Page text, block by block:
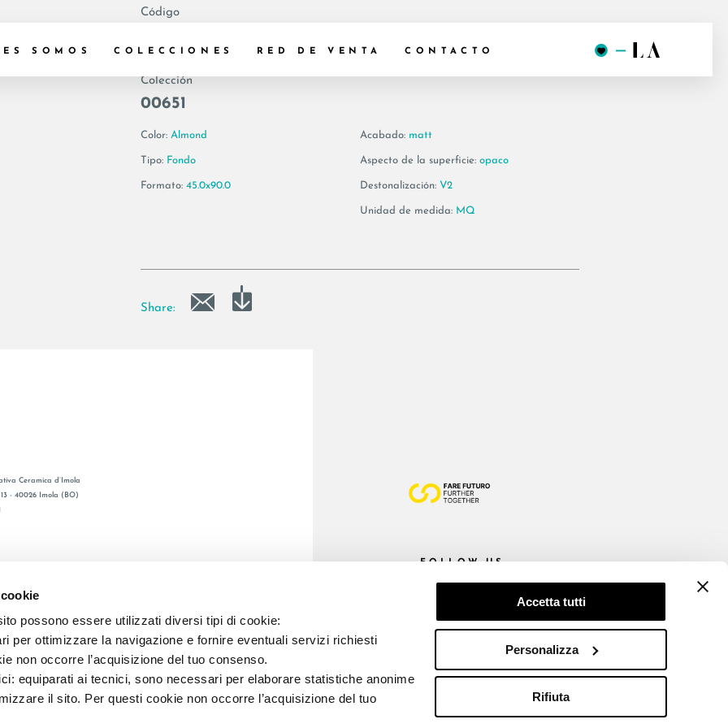
possono essere utilizzati diversi tipi di cookie:
per ottimizzare la navigazione e fornire eventuali servizi richiesti
non occorre l’acquisizione del tuo consenso.
equiparati ai tecnici, sono necessari per elaborare statistiche anonime
il sito. Per questi cookie non occorre l’acquisizione del tuo
Accetta tutti
Personalizza
Rifiuta
SOMOS COLECCIONES RED DE VENTA CONTACTO
Código
Colección
00651
Color: Almond
Tipo: Fondo
Formato: 45.0x90.0
Acabado: matt
Aspecto de la superficie: opaco
Destonalización: V2
Unidad de medida: MQ
Share:
Ceramica d’Imola
- 40026 Imola (BO)
FOLLOW US
E REG. IMPR. BO 00286900378 R.E.A. BO 5545